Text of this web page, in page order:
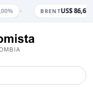
BRENTUS$ 86,65